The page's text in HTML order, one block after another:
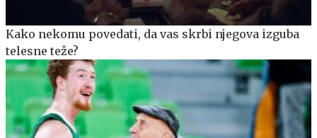
Kako nekomu povedati, da vas skrbi njegova izguba
telesne teže?